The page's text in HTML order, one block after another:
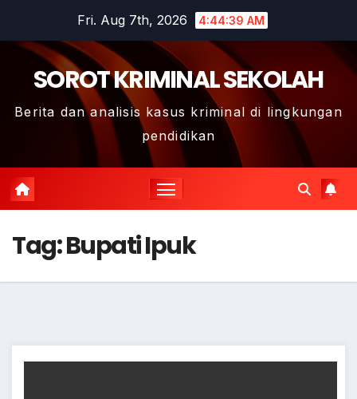
content
Fri. Aug 7th, 2026 4:44:40 AM
SOROT KRIMINAL SEKOLAH
Berita dan analisis kasus kriminal di lingkungan
pendidikan
Tag:Bupati Ipuk